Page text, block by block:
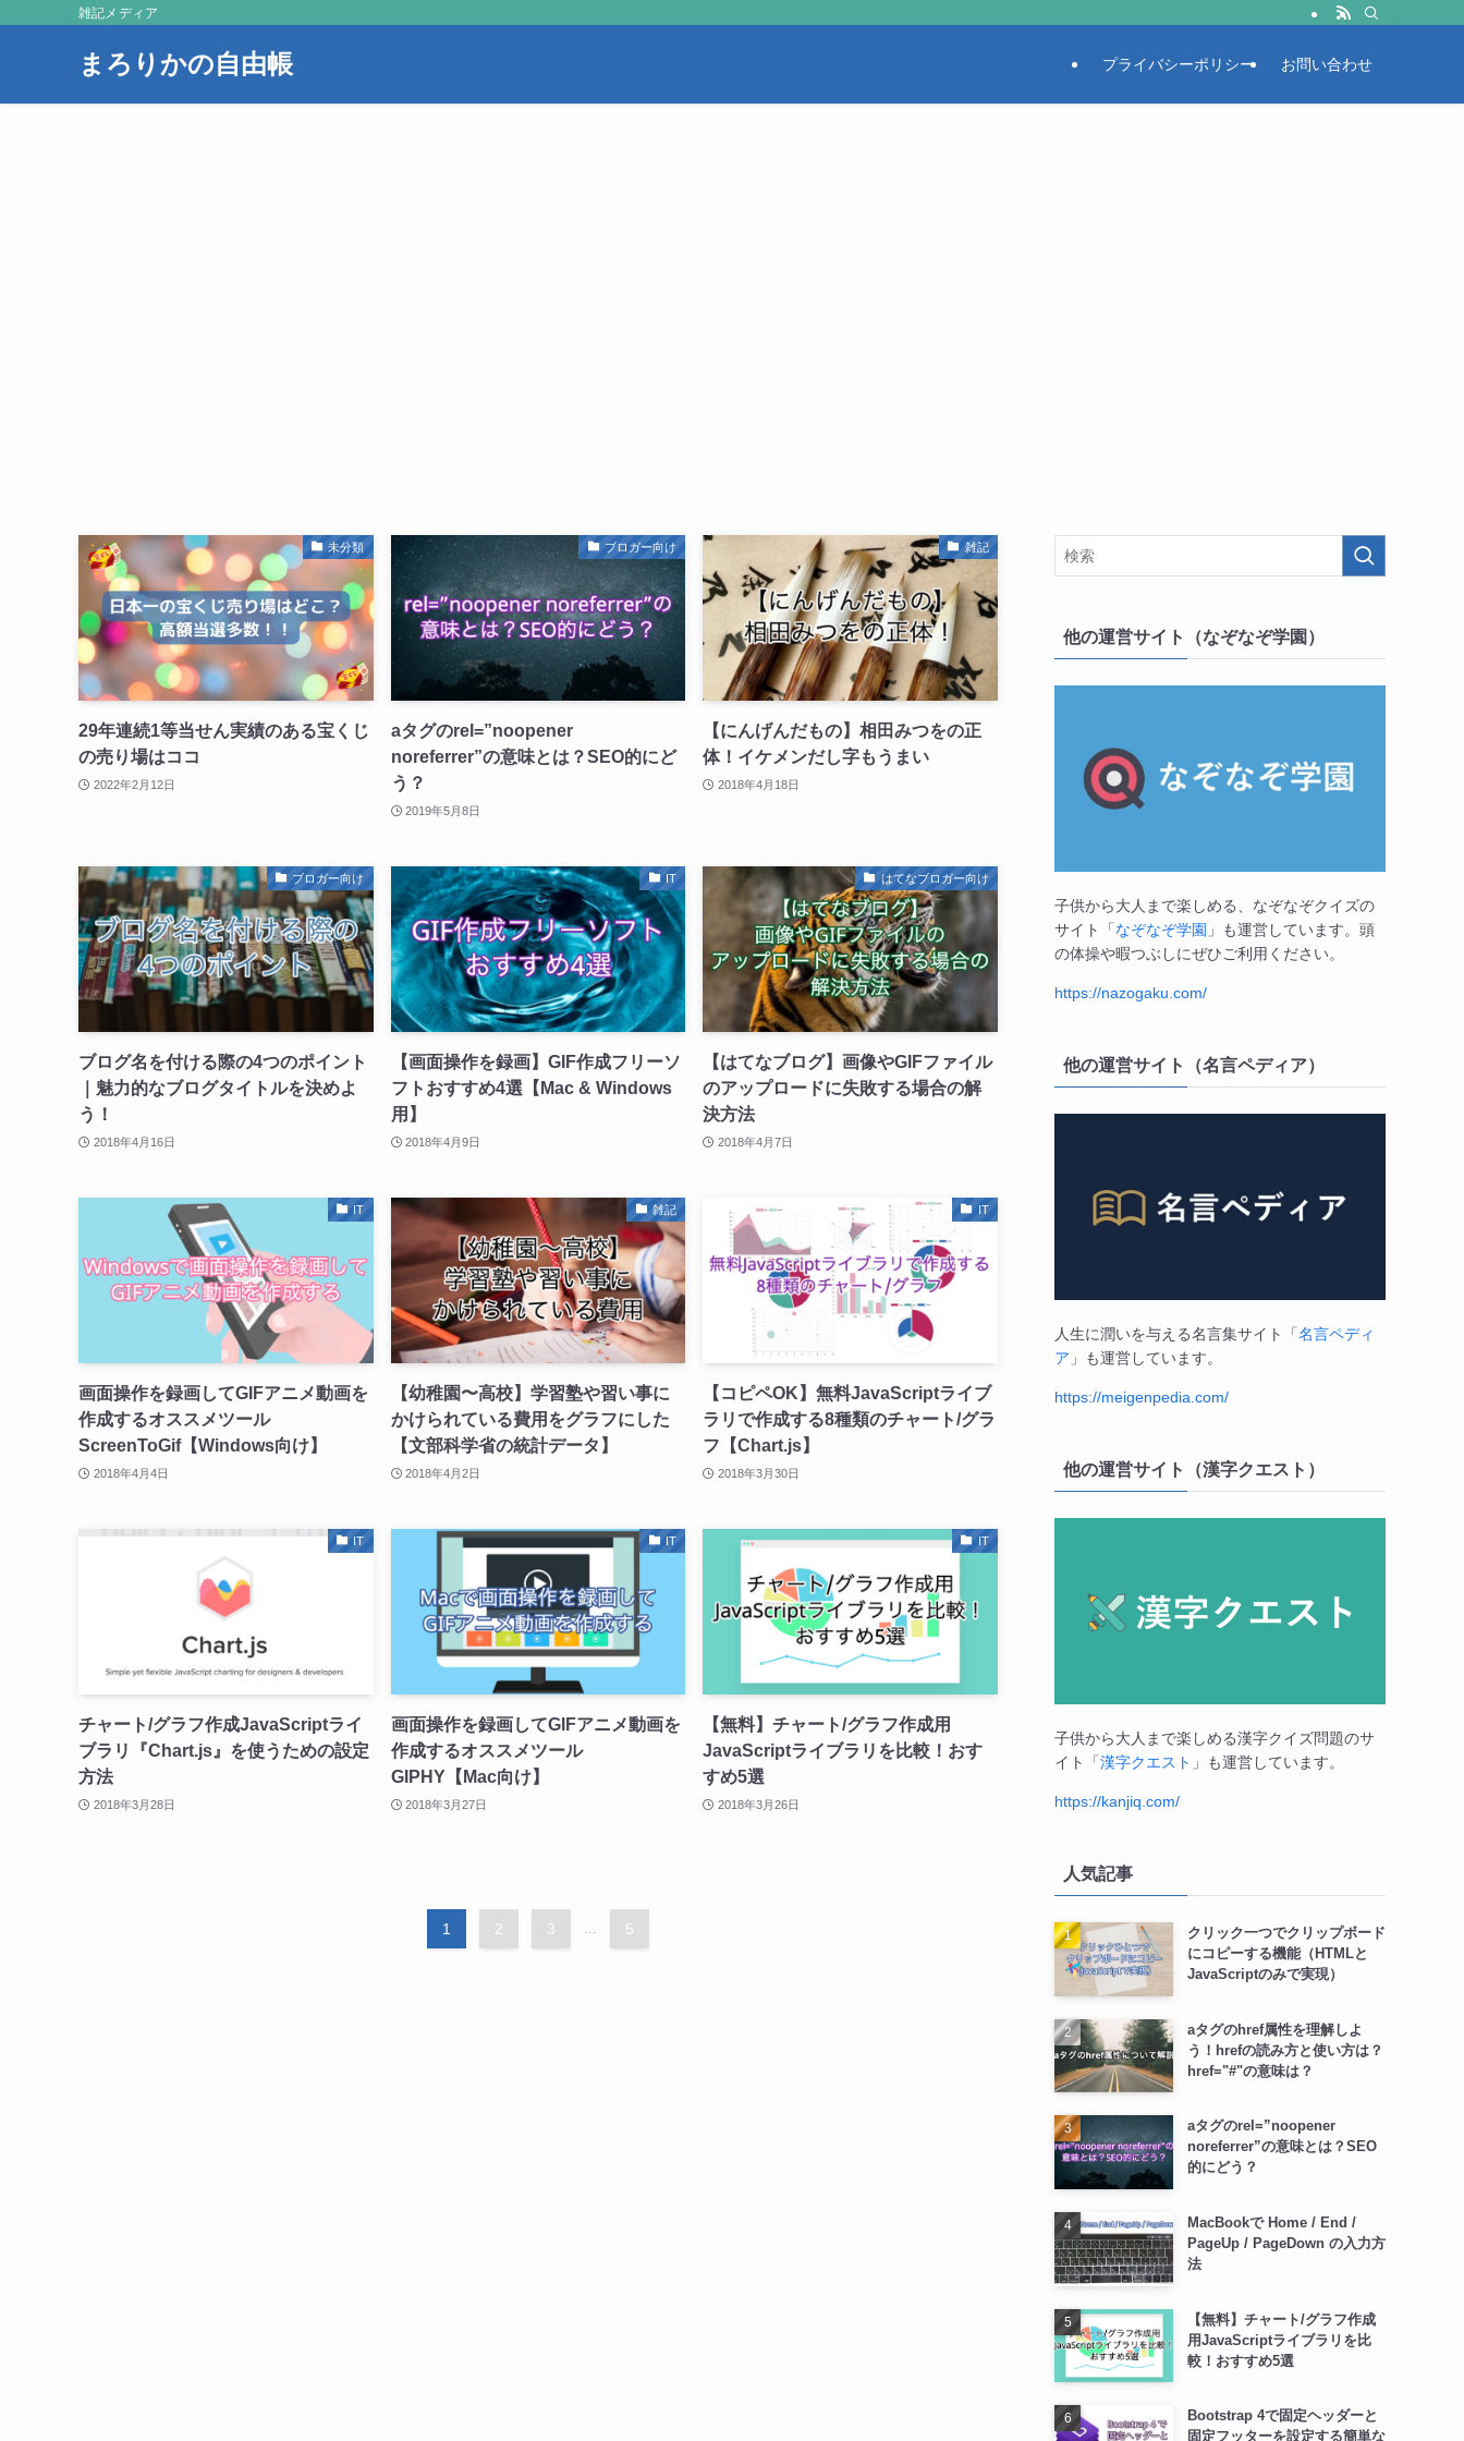
雑記メディア
まろりかの自由帳 プライバシーポリシー お問い合わせ
未分類
29年連続1等当せん実績のある宝くじ
の売り場はココ
2022年2月12日
ブロガー向け
aタグのrel=”noopener
noreferrer”の意味とは？SEO的にど
う？
2019年5月8日
雑記
【にんげんだもの】相田みつをの正
体！イケメンだし字もうまい
2018年4月18日
ブロガー向け
ブログ名を付ける際の4つのポイント
｜魅力的なブログタイトルを決めよ
う！
2018年4月16日
IT
【画面操作を録画】GIF作成フリーソ
フトおすすめ4選【Mac & Windows
用】
2018年4月9日
はてなブロガー向け
【はてなブログ】画像やGIFファイル
のアップロードに失敗する場合の解
決方法
2018年4月7日
IT
画面操作を録画してGIFアニメ動画を
作成するオススメツール
ScreenToGif【Windows向け】
2018年4月4日
雑記
【幼稚園〜高校】学習塾や習い事に
かけられている費用をグラフにした
【文部科学省の統計データ】
2018年4月2日
IT
【コピペOK】無料JavaScriptライブ
ラリで作成する8種類のチャート/グラ
フ【Chart.js】
2018年3月30日
IT
チャート/グラフ作成JavaScriptライ
ブラリ『Chart.js』を使うための設定
方法
2018年3月28日
IT
画面操作を録画してGIFアニメ動画を
作成するオススメツール
GIPHY【Mac向け】
2018年3月27日
IT
【無料】チャート/グラフ作成用
JavaScriptライブラリを比較！おす
すめ5選
2018年3月26日
1 2 3 5
他の運営サイト（なぞなぞ学園）
子供から大人まで楽しめる、なぞなぞクイズの
サイト「なぞなぞ学園 」も運営しています。頭
の体操や暇つぶしにぜひご利用ください。
https://nazogaku.com/
他の運営サイト（名言ペディア）
人生に潤いを与える名言集サイト「名言ペディ
ア 」も運営しています。
https://meigenpedia.com/
他の運営サイト（漢字クエスト）
子供から大人まで楽しめる漢字クイズ問題のサ
イト「漢字クエスト 」も運営しています。
https://kanjiq.com/
人気記事
クリック一つでクリップボード
にコピーする機能（HTMLと
JavaScriptのみで実現）
aタグのhref属性を理解しよ
う！hrefの読み方と使い方は？
href="#"の意味は？
aタグのrel=”noopener
noreferrer”の意味とは？SEO
的にどう？
MacBookで Home / End /
PageUp / PageDown の入力方
法
【無料】チャート/グラフ作成
用JavaScriptライブラリを比
較！おすすめ5選
Bootstrap 4で固定ヘッダーと
固定フッターを設定する簡単な